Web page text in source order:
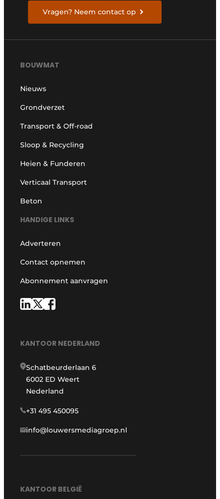
Vragen? Neem contact op
BOUWMAT
Nieuws
Grondverzet
Transport & Off-road
Sloop & Recycling
Heien & Funderen
Verticaal Transport
Beton
HANDIGE LINKS
Adverteren
Contact opnemen
Abonnement aanvragen
KANTOOR NEDERLAND
Schatbeurderlaan 6
6002 ED Weert
Nederland
+31 495 450095
info@louwersmediagroep.nl
KANTOOR BELGIË